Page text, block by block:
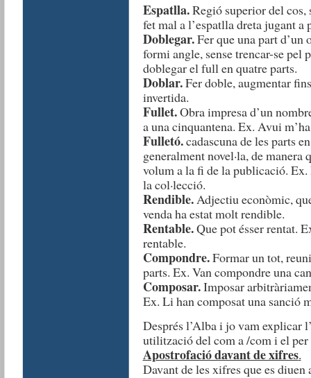
Espatlla.Regió superior del cos,
fet mal a l’espatlla dreta jugant a
Doblegar.Fer que una part d’un
formi angle, sense trencar-se pel
doblegar el full en quatre parts.
Doblar.Fer doble, augmentar
invertida.
Fullet.Obra impresa d’un
a una cinquantena. Ex. Avui
Fulletó.cadascuna de les parts
generalment novel·la, de
volum a la fi de la publicació.
la col·lecció.
Rendible.Adjectiu econòmic,
venda ha estat molt rendible.
Rentable.Que pot ésser rentat.
rentable.
Compondre.Formar un tot,
parts. Ex. Van compondre una
Composar.Imposar
Ex. Li han composat una sanció
Després l’Alba i jo vam explicar
utilització del com a /com i el per
Apostrofació davant de xifres.
Davant de les xifres que es